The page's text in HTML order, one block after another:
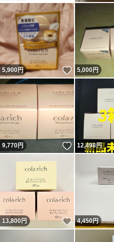
5,900円 いいね！
5,000円
9,770円 いいね！
12,498円
13,800円 いいね！
4,450円